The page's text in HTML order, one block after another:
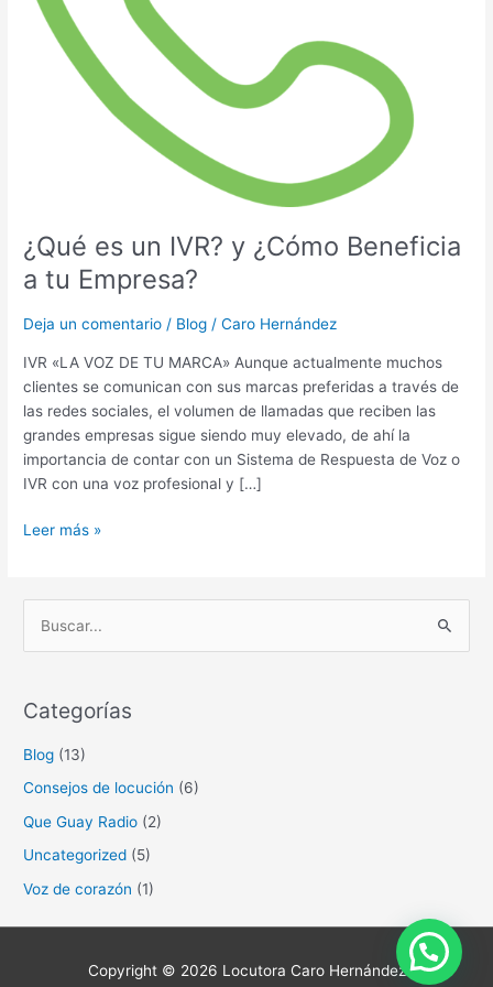
¿Qué es un IVR? y ¿Cómo Beneficia
a tu Empresa?
Deja un comentario / Blog /Caro Hernández
IVR «LA VOZ DE TU MARCA» Aunque actualmente muchos
clientes se comunican con sus marcas preferidas a través de
las redes sociales, el volumen de llamadas que reciben las
grandes empresas sigue siendo muy elevado, de ahí la
importancia de contar con un Sistema de Respuesta de Voz o
IVR con una voz profesional y […]
Leer más »
c
a
r
:
Categorías
Blog (13)
Consejos de locución (6)
Que Guay Radio (2)
Uncategorized (5)
Voz de corazón (1)
Copyright © 2026 Locutora Caro Hernández